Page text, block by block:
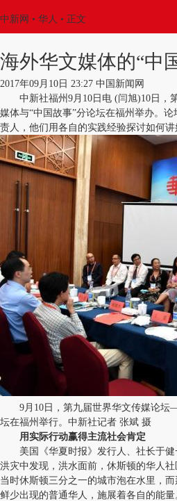
中新网 • 华人 • 正文
海外华文媒体的“中
2017年09月10日 23:27 中国新闻网
中新社福州9月10日电 (闫旭)10日，
媒体与“中国故事”分论坛在福州举办。
责人，他们用各自的实践经验探讨如何讲
9月10日，第九届世界华文传媒论
坛在福州举行。中新社记者 张斌 摄
用实际行动赢得主流社会肯定
美国《华夏时报》发行人、社长于健
洪灾中发现，洪水面前，休斯顿的华人
当时休斯顿三分之一的城市泡在水里，
鲜少出现的普通华人，施展着各自的能量